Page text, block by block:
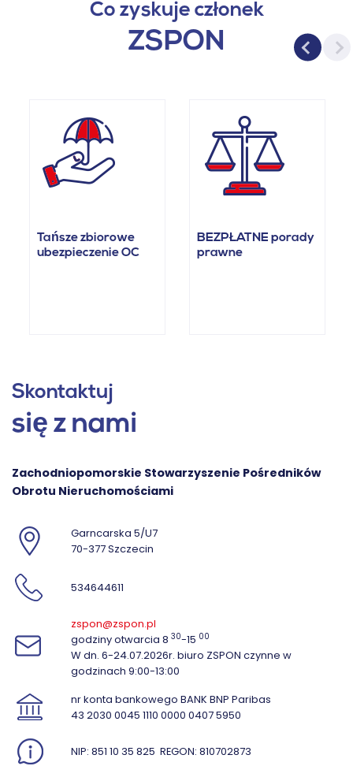
Tańsze zbiorowe
ubezpieczenie OC
BEZPŁATNE porady
prawne
Co zyskuje członek
ZSPON
Skontaktuj
się z nami
Zachodniopomorskie Stowarzyszenie Pośredników
Obrotu Nieruchomościami
Garncarska 5/U7
70-377 Szczecin
534644611
zspon@zspon.pl
godziny otwarcia 8 30-15 00
W dn. 6-24.07.2026r. biuro ZSPON czynne w
godzinach 9:00-13:00
nr konta bankowego BANK BNP Paribas
43 2030 0045 1110 0000 0407 5950
NIP: 851 10 35 825 REGON: 810702873